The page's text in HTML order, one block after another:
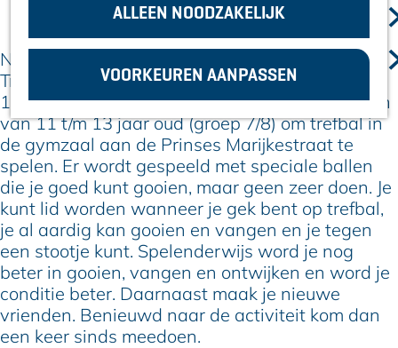
ALLEEN NOODZAKELIJK
VOORKEUREN AANPASSEN
p
a
g
e
VOOR
ONDERNEMERS
Nieuw in Alphen aan den Rijn de Alphense
Trefbalclub. Elke dinsdagmiddag van 17:30-
18:30 uur bestaat de mogelijkheid voor kinderen
van 11 t/m 13 jaar oud (groep 7/8) om trefbal in
de gymzaal aan de Prinses Marijkestraat te
spelen. Er wordt gespeeld met speciale ballen
die je goed kunt gooien, maar geen zeer doen. Je
kunt lid worden wanneer je gek bent op trefbal,
je al aardig kan gooien en vangen en je tegen
een stootje kunt. Spelenderwijs word je nog
beter in gooien, vangen en ontwijken en word je
conditie beter. Daarnaast maak je nieuwe
vrienden. Benieuwd naar de activiteit kom dan
een keer sinds meedoen.